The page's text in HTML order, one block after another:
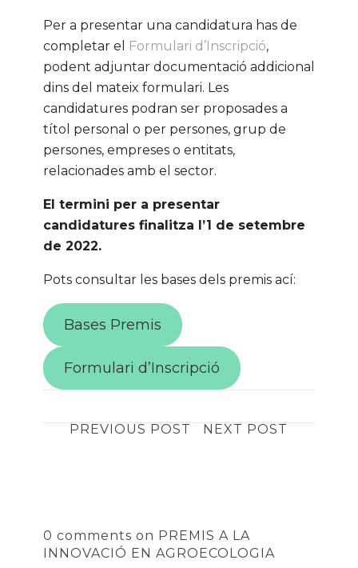
Per a presentar una candidatura has de
completar el
Formulari d’Inscripció,
podent adjuntar documentació addicional
dins del mateix formulari. Les
candidatures podran ser proposades a
títol personal o per persones, grup de
persones, empreses o entitats,
relacionades amb el sector.
El termini per a presentar
candidatures finalitza l’1 de setembre
de 2022.
Pots consultar les bases dels premis ací:
Bases Premis
Formulari d’Inscripció
PREVIOUS POST NEXT POST
0 comments on PREMIS A LA
INNOVACIÓ EN AGROECOLOGIA